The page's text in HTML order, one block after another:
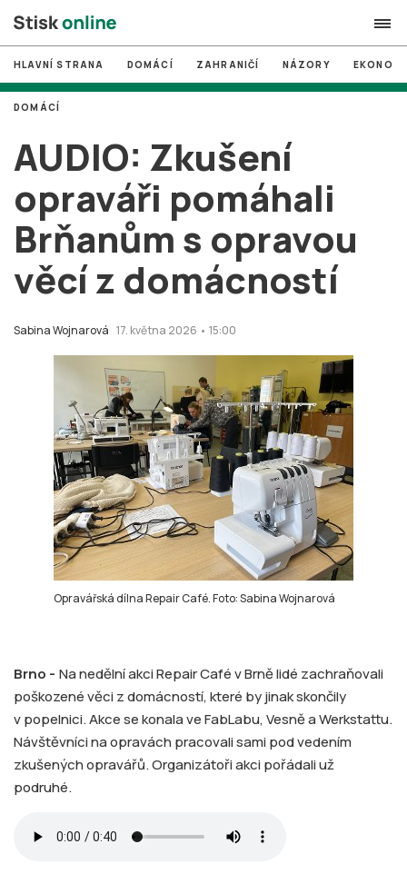
search
# MUNI
# Brno
# volby
login PŘIHLÁSIT SE
Zapomněli jste heslo?
HLAVNÍ STRANA DOMÁCÍ ZAHRANIČÍ NÁZORY
AUDIO: Zkušení
opraváři pomáhali
Brňanům s opravou
věcí z domácností
Sabina Wojnarová 17. května 2026 • 15:00
DOMÁCÍ
Opravářská dílna Repair Café. Foto: Sabina Wojnarová
Brno - Na nedělní akci Repair Café v Brně lidé zachraňovali
poškozené věci z domácností, které by jinak skončily
v popelnici. Akce se konala ve FabLabu, Vesně a Werkstattu.
Návštěvníci na opravách pracovali sami pod vedením
zkušených opravářů. Organizátoři akci pořádali už
podruhé.